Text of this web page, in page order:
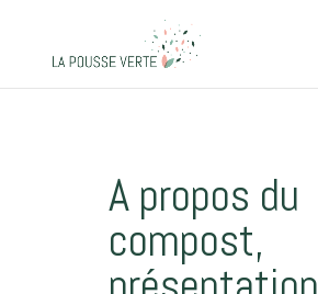
A propos du
compost,